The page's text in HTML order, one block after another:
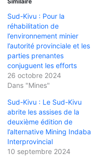
Sud-Kivu : Pour la
réhabilitation de
l’environnement minier
l’autorité provinciale et les
parties prenantes
conjuguent les efforts
26 octobre 2024
Dans "Mines"
Sud-Kivu : Le Sud-Kivu
abrite les assises de la
deuxième édition de
l’alternative Mining Indaba
Interprovincial
10 septembre 2024